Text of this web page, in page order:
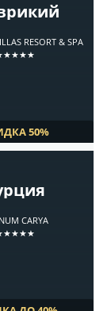
RESORT & SPA
50%
CARYA